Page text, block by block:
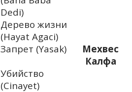
Dedi)
Дерево жизни
(Hayat Agaci)
Запрет (Yasak)
Мехвес
Калфа
Убийство
(Cinayet)